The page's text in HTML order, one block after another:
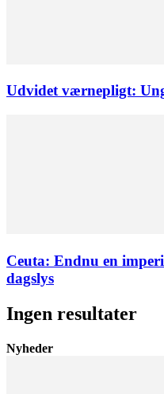
Udvidet værnepligt:
Ceuta: Endnu en
dagslys
Ingen resultater
Nyheder